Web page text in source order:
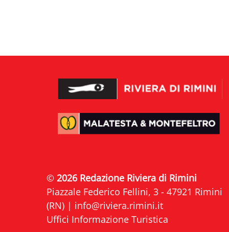
© 2026 Redazione Riviera di Rimini
Piazzale Federico Fellini, 3 - 47921 Rimini
(RN) | info@riviera.rimini.it
Uffici Informazione Turistica